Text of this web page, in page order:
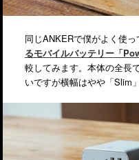
同じANKERで僕がよく使っ
るモバイルバッテリー「
較してみます。本体の全長
いですが横幅はやや「Slim